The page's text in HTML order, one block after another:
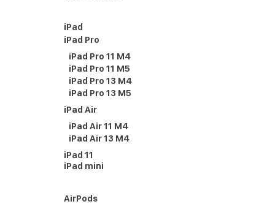
iPad
iPad Pro
iPad Pro 11 M4
iPad Pro 11 M5
iPad Pro 13 M4
iPad Pro 13 M5
iPad Air
iPad Air 11 M4
iPad Air 13 M4
iPad 11
iPad mini
AirPods